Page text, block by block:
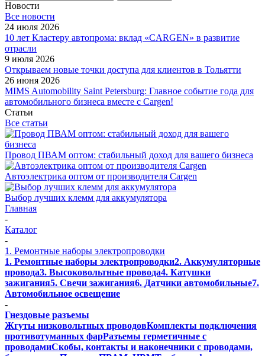
Новости
Все новости
24 июля 2026
10 лет Кластеру автопрома: вклад «CARGEN» в развитие
отрасли
9 июля 2026
Открываем новые точки доступа для клиентов в Тольятти
26 июня 2026
MIMS Automobility Saint Petersburg: Главное событие года для
автомобильного бизнеса вместе с Cargen!
Статьи
Все статьи
Провод ПВАМ оптом: стабильный доход для вашего бизнеса
Автоэлектрика оптом от производителя Cargen
Выбор лучших клемм для аккумулятора
Главная
-
Каталог
-
1. Ремонтные наборы электропроводки
1. Ремонтные наборы электропроводки2. Аккумуляторные
провода3. Высоковольтные провода4. Катушки
зажигания5. Свечи зажигания6. Датчики автомобильные7.
Автомобильное освещение
-
Гнездовые разъемы
Жгуты низковольтных проводовКомплекты подключения
противотуманных фарРазъемы герметичные с
проводамиСкобы, контакты и наконечники с проводами,